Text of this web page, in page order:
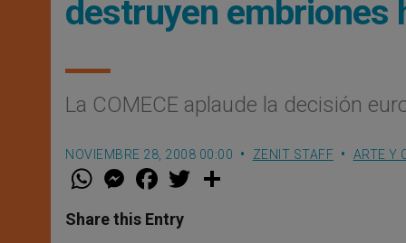
destruyen embriones
La COMECE aplaude la decisión
NOVIEMBRE 28, 2008 00:00 ZENIT STAFF ARTE Y
W
t
s
M
e
s
e
F
a
e
b
w
Share this Entry